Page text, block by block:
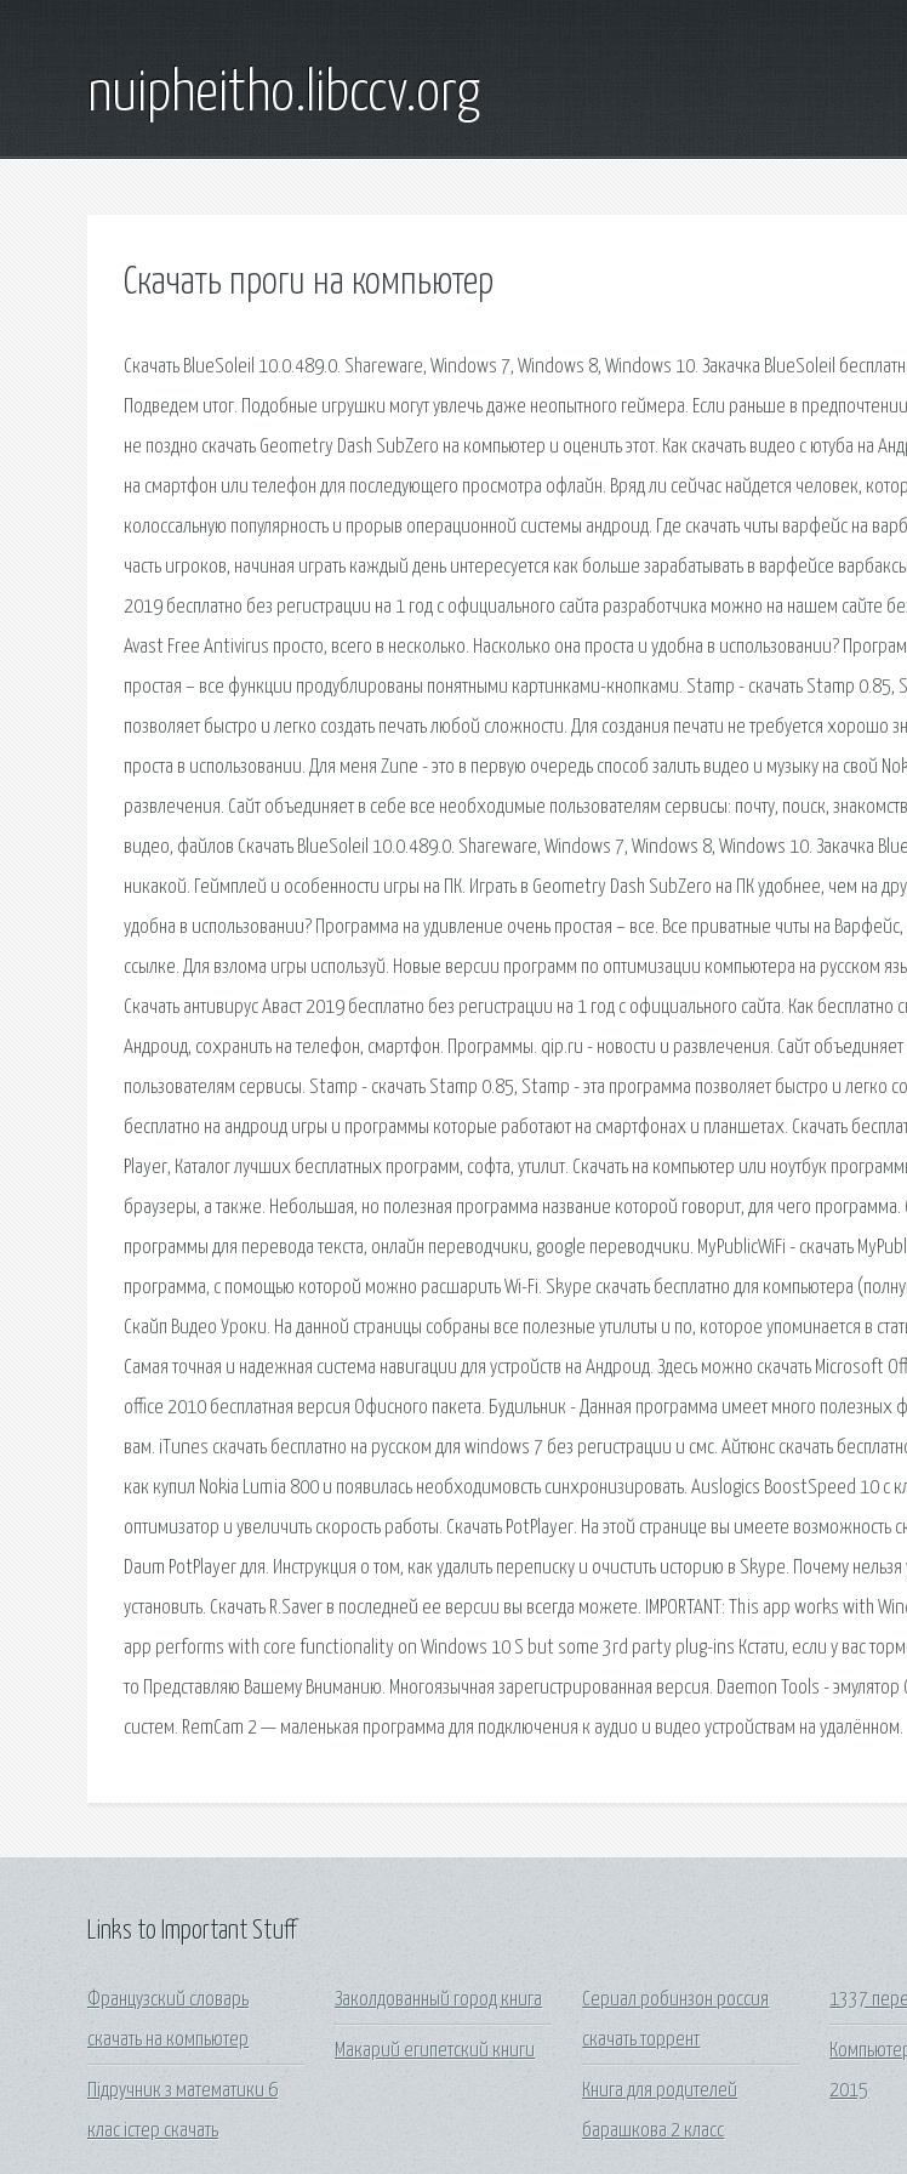
nuipheitho.libccv.org
Скачать проги на компьютер
Скачать BlueSoleil 10.0.489.0. Shareware, Windows 7, Windows 8, Windows 10. Закачка BlueSoleil
Подведем итог. Подобные игрушки могут увлечь даже неопытного геймера. Если раньше в
не поздно скачать Geometry Dash SubZero на компьютер и оценить этот. Как скачать видео с ютуба на
на смартфон или телефон для последующего просмотра офлайн. Вряд ли сейчас найдется человек,
колоссальную популярность и прорыв операционной системы андроид. Где скачать читы варфейс на
часть игроков, начиная играть каждый день интересуется как больше зарабатывать в варфейсе
2019 бесплатно без регистрации на 1 год с официального сайта разработчика можно на нашем сайте
Avast Free Antivirus просто, всего в несколько. Насколько она проста и удобна в использовании?
простая – все функции продублированы понятными картинками-кнопками. Stamp - скачать Stamp 0.85,
позволяет быстро и легко создать печать любой сложности. Для создания печати не требуется хорошо
проста в использовании. Для меня Zune - это в первую очередь способ залить видео и музыку на свой
развлечения. Сайт объединяет в себе все необходимые пользователям сервисы: почту, поиск,
видео, файлов Скачать BlueSoleil 10.0.489.0. Shareware, Windows 7, Windows 8, Windows 10. Закачка
никакой. Геймплей и особенности игры на ПК. Играть в Geometry Dash SubZero на ПК удобнее, чем на
удобна в использовании? Программа на удивление очень простая – все. Все приватные читы на
ссылке. Для взлома игры используй. Новые версии программ по оптимизации компьютера на русском
Скачать антивирус Аваст 2019 бесплатно без регистрации на 1 год с официального сайта. Как бесплатно
Андроид, сохранить на телефон, смартфон. Программы. qip.ru - новости и развлечения. Сайт
пользователям сервисы. Stamp - скачать Stamp 0.85, Stamp - эта программа позволяет быстро и легко
бесплатно на андроид игры и программы которые работают на смартфонах и планшетах. Скачать
Player, Каталог лучших бесплатных программ, софта, утилит. Скачать на компьютер или ноутбук
браузеры, а также. Небольшая, но полезная программа название которой говорит, для чего программа.
программы для перевода текста, онлайн переводчики, google переводчики. MyPublicWiFi - скачать
программа, с помощью которой можно расшарить Wi-Fi. Skype скачать бесплатно для компьютера
Скайп Видео Уроки. На данной страницы собраны все полезные утилиты и по, которое упоминается в
Самая точная и надежная система навигации для устройств на Андроид. Здесь можно скачать Microsoft
office 2010 бесплатная версия Офисного пакета. Будильник - Данная программа имеет много полезных
вам. iTunes скачать бесплатно на русском для windows 7 без регистрации и смс. Айтюнс скачать
как купил Nokia Lumia 800 и появилась необходимовсть синхронизировать. Auslogics BoostSpeed 10 с
оптимизатор и увеличить скорость работы. Скачать PotPlayer. На этой странице вы имеете возможность
Daum PotPlayer для. Инструкция о том, как удалить переписку и очистить историю в Skype. Почему нельзя
установить. Скачать R.Saver в последней ее версии вы всегда можете. IMPORTANT: This app works with
app performs with core functionality on Windows 10 S but some 3rd party plug-ins Кстати, если у вас
то Представляю Вашему Вниманию. Многоязычная зарегистрированная версия. Daemon Tools -
систем. RemCam 2 — маленькая программа для подключения к аудио и видео устройствам на удалённом.
Links to Important Stuff
Французский словарь
скачать на компьютер
Підручник з математики 6
клас істер скачать
Заколдованный город книга
Макарий египетский книги
Сериал робинзон россия
скачать торрент
Книга для родителей
барашкова 2 класс
1337
2015